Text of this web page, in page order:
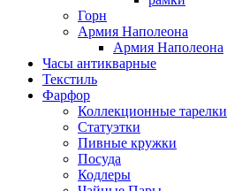
Горн
Армия Наполеона
Армия Наполеона
Часы антикварные
Текстиль
Фарфор
Коллекционные тарелки
Статуэтки
Пивные кружки
Посуда
Кодлеры